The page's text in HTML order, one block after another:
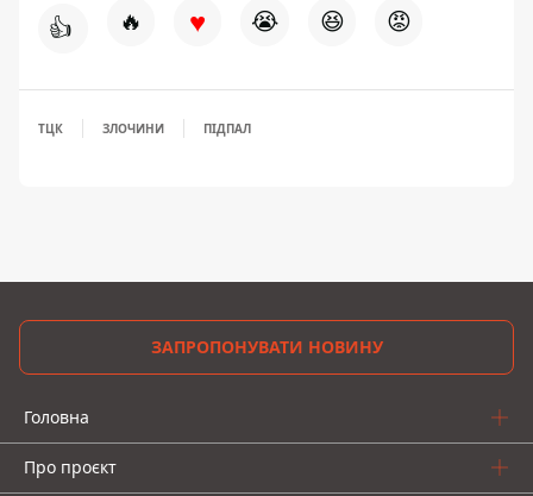
👍 🔥 ♥ 😭 😆 😡
ТЦК ЗЛОЧИНИ ПІДПАЛ
ЗАПРОПОНУВАТИ НОВИНУ
Головна
Про проєкт